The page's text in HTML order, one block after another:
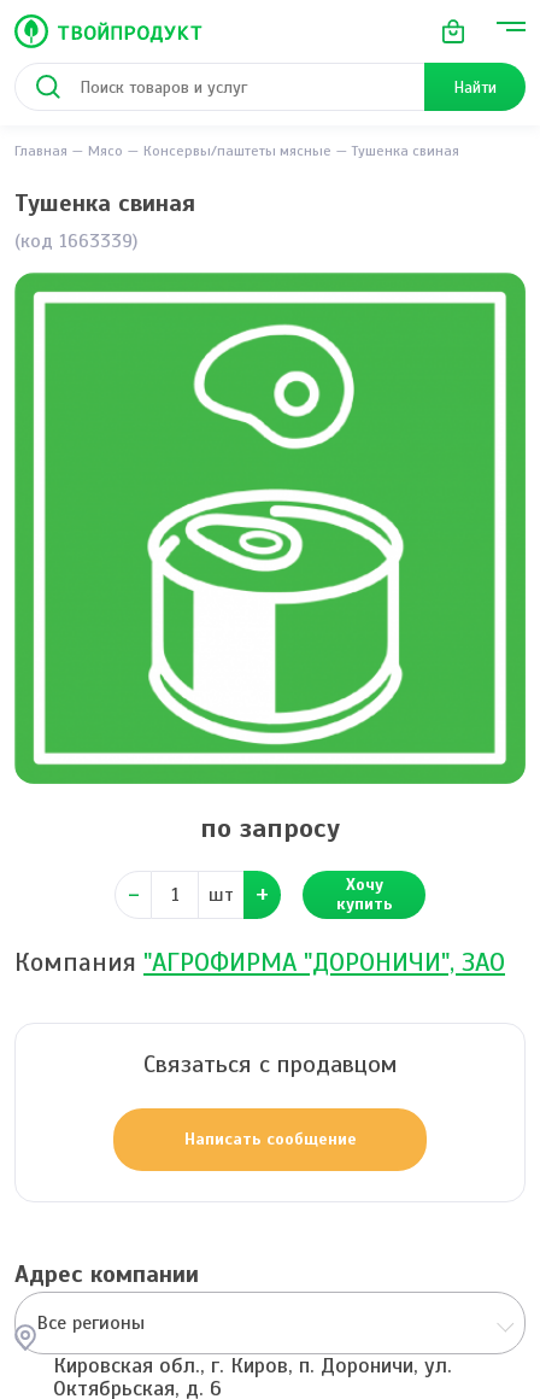
Найти
Главная Мясо Консервы/паштеты мясные Тушенка свиная
Тушенка свиная
(код 1663339)
по запросу
шт
Хочу
купить
Компания "АГРОФИРМА "ДОРОНИЧИ", ЗАО
Связаться с продавцом
Написать сообщение
Адрес компании
Все регионы
Кировская обл., г. Киров, п. Дороничи, ул.
Октябрьская, д. 6